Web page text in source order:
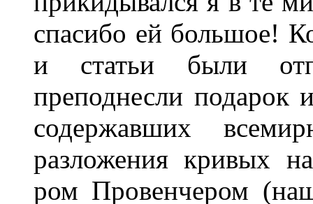
спасибо ей большое!
и статьи были
преподнесли
содержавших
разложения кривых
ром Провенчером